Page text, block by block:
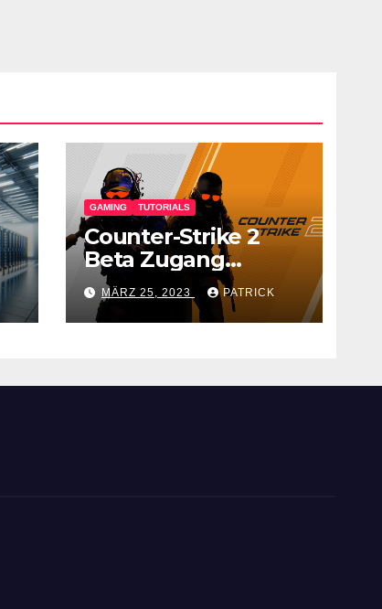
GAMING TUTORIALS
Counter-Strike 2
Beta Zugang
erhalten – Anleitung
für den CS GO
Nachfolger
MÄRZ 25, 2023 PATRICK